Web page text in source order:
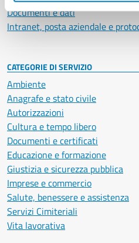
Documenti e dati
Intranet, posta aziendale e
CATEGORIE DI SERVIZIO
Ambiente
Anagrafe e stato civile
Autorizzazioni
Cultura e tempo libero
Documenti e certificati
Educazione e formazione
Giustizia e sicurezza pubblica
Imprese e commercio
Salute, benessere e assistenza
Servizi Cimiteriali
Vita lavorativa